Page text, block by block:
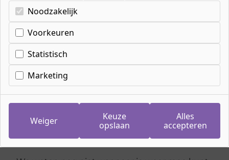
Inschrijven
meeloopdag Kok
dinsdag 20 januari 2026
kijk hieronder voor andere dagen
Meelopen
Kies uw cookie-voorkeuren
Noodzakelijk
Voorkeuren
Statistisch
Marketing
Weiger
Keuze
opslaan
Alles
accepteren